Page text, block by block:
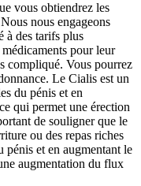
vous obtiendrez les
nous engageons
à des tarifs plus
pour leur
compliqué. Vous pourrez
Le Cialis est un
du pénis et en
qui permet une érection
de souligner que le
ou des repas riches
pénis et en augmentant le
augmentation du flux